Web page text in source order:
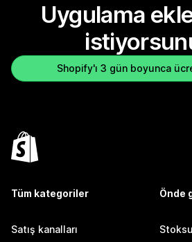
Uygulama
Shopify'ı 3 gün boyunca
Tüm kategoriler
Satış kanalları
Önde